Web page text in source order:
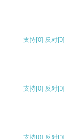
支持[0] 反对[0]
支持[0] 反对[0]
支持[0] 反对[0]